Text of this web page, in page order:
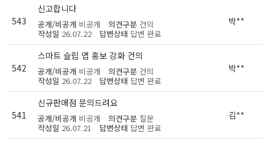
543
신고합니다
공개/비공개 비공개 의견구분 건의
작성일 26.07.22 답변상태 답변 완료
박**
542
스마트 슬립 앱 홍보 강화 건의
공개/비공개 비공개 의견구분 건의
작성일 26.07.22 답변상태 답변 완료
박**
541
신규판매점 문의드려요
공개/비공개 비공개 의견구분 질문
작성일 26.07.21 답변상태 답변 완료
김**